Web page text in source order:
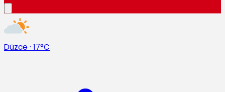
Düzce · 17°C